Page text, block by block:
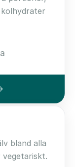
bland alla